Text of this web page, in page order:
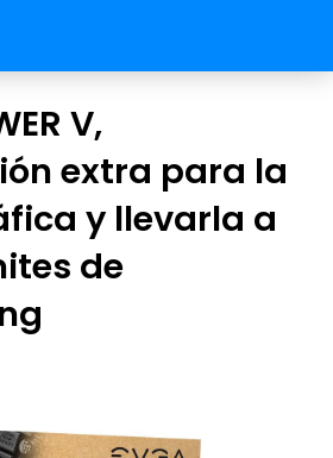
V,
extra para la
y llevarla a
de